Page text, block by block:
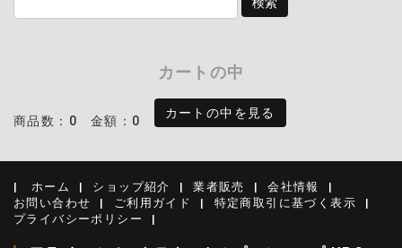
カートの中
商品数：0 金額：0
カートの中を見る
ホーム ショップ紹介 業者販売
会社情報
お問い合わせ
ご利用ガイド
特定商取引に基づく表示
プライバシーポリシー